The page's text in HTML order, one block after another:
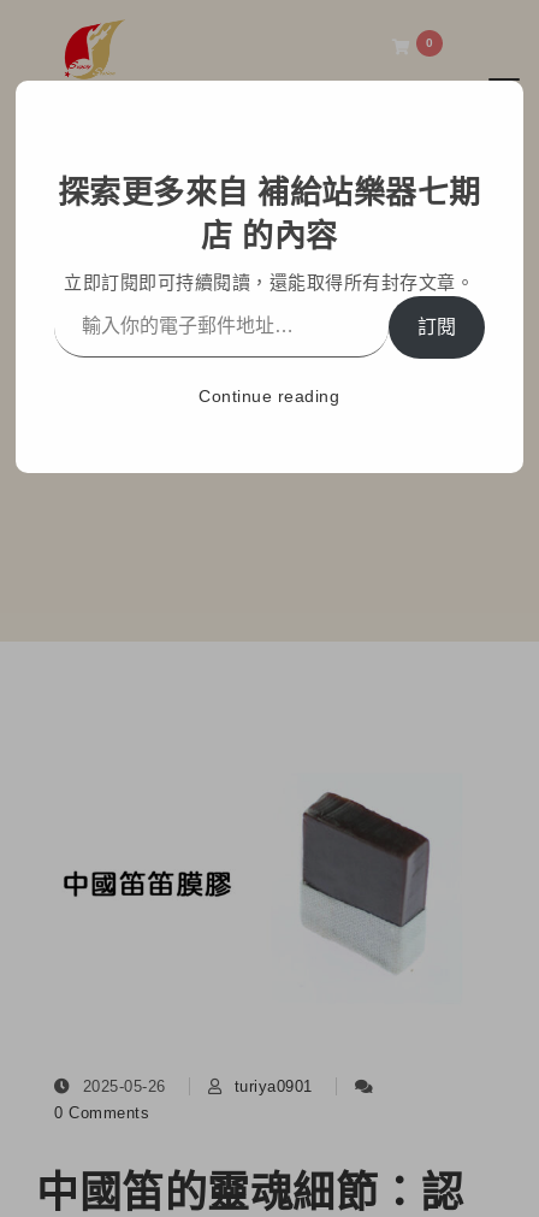
0
中國笛的靈魂細節：認識
笛膜膠、固體笛膜膠與正
確使用方式
Home 部落格文章 七期小學堂
2025-05-26
turiya0901
0 Comments
中國笛的靈魂細節：認
探索更多來自 補給站樂器七期
店 的內容
立即訂閱即可持續閱讀，還能取得所有封存文章。
訂閱
Continue reading